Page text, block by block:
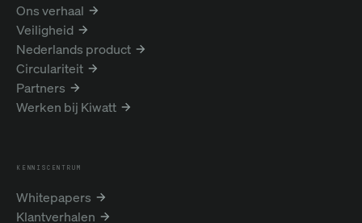
Ons verhaal
Veiligheid
Nederlands product
Circulariteit
Partners
Werken bij Kiwatt
KENNISCENTRUM
Whitepapers
Klantverhalen